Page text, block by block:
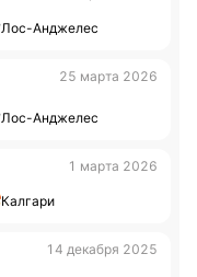
Лос-Анджелес
25 марта 2026
Лос-Анджелес
1 марта 2026
Калгари
14 декабря 2025